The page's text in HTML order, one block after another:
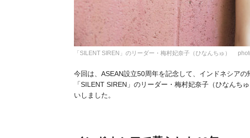
「SILENT SIREN」のリーダー・梅村妃奈子（ひなんちゅ）
今回は、ASEAN設立50周年を記念して、 インドネシアの
「SILENT SIREN」のリーダー・梅村妃奈子（ひなんち
いしました。